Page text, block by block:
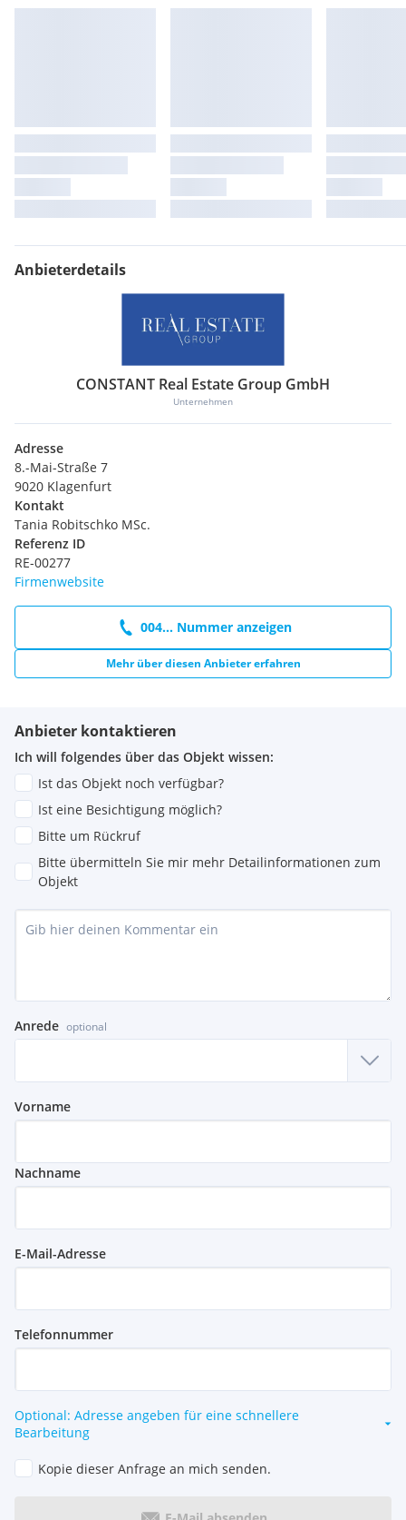
Anbieterdetails
CONSTANT Real Estate Group GmbH
Unternehmen
Adresse
8.-Mai-Straße 7
9020 Klagenfurt
Kontakt
Tania Robitschko MSc.
Referenz ID
RE-00277
Firmenwebsite
004... Nummer anzeigen
Mehr über diesen Anbieter erfahren
Anbieter kontaktieren
Ich will folgendes über das Objekt wissen:
Ist das Objekt noch verfügbar?
Ist eine Besichtigung möglich?
Bitte um Rückruf
Bitte übermitteln Sie mir mehr Detailinformationen zum
Objekt
Anrede optional
Vorname
Nachname
E-Mail-Adresse
Telefonnummer
Optional: Adresse angeben für eine schnellere
Bearbeitung
Kopie dieser Anfrage an mich senden.